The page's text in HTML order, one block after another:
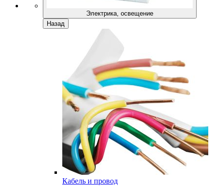
Электрика, освещение
Назад
Кабель и провод